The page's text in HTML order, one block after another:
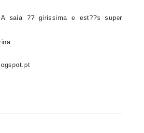
saia ?? girissima e est??s super